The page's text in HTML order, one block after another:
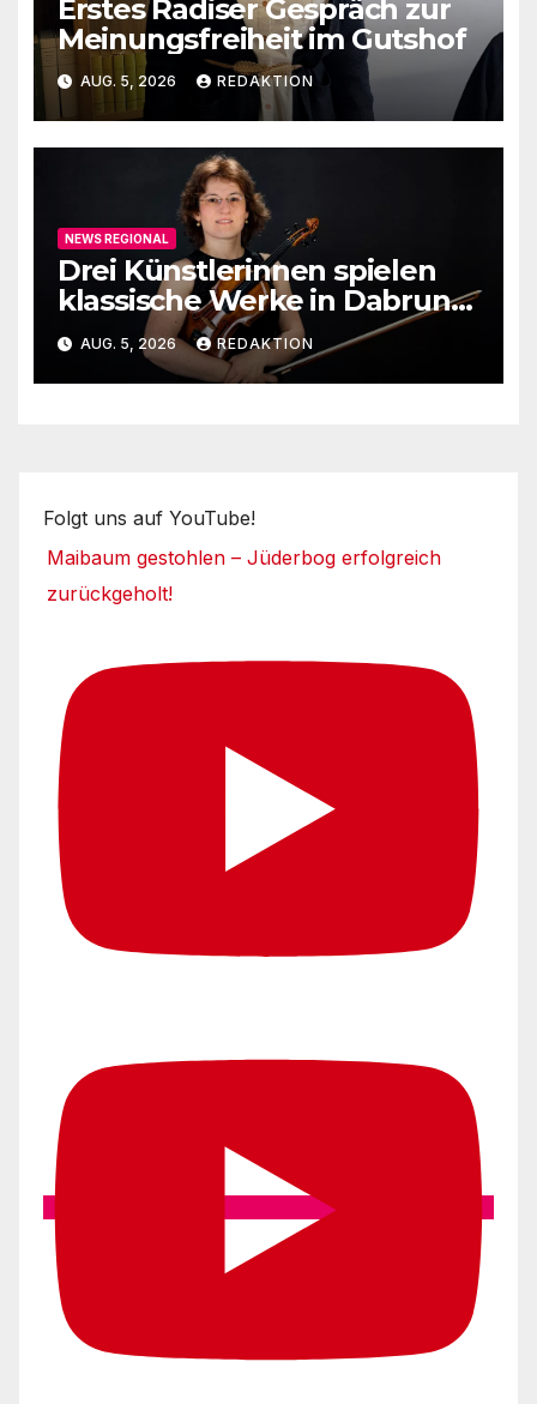
Erstes Radiser Gespräch zur
Meinungsfreiheit im Gutshof
AUG. 5, 2026 REDAKTION
NEWS REGIONAL
Drei Künstlerinnen spielen
klassische Werke in Dabruner
Kirche
AUG. 5, 2026 REDAKTION
Folgt uns auf YouTube!
Maibaum gestohlen – Jüderbog erfolgreich
zurückgeholt!